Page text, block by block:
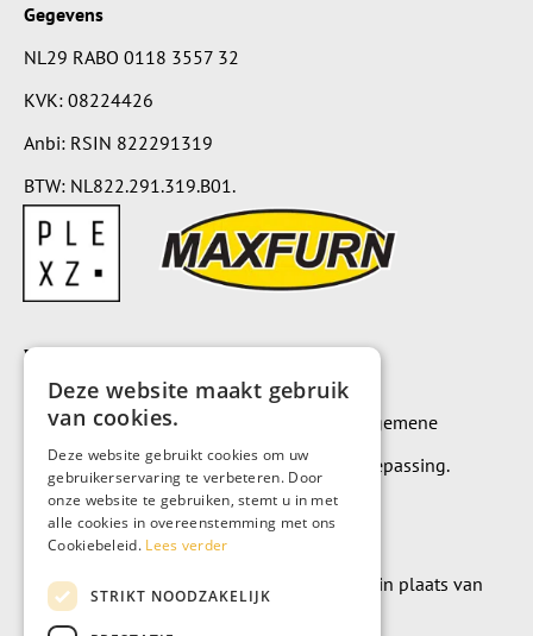
Gegevens
NL29 RABO 0118 3557 32
KVK: 08224426
Anbi: RSIN 822291319
BTW: NL822.291.319.B01.
Voorwaarden
Op alle leveringen en diensten zijn onze algemene
leverings- en betalingsvoorwaarden van toepassing.
Algemene voorwaarden
Wilt u geld doneren? Dat kan uiteraard ook in plaats van
meubels te kopen.
Deze website maakt gebruik
van cookies.
Deze website gebruikt cookies om uw
gebruikerservaring te verbeteren. Door
onze website te gebruiken, stemt u in met
alle cookies in overeenstemming met ons
Cookiebeleid. Lees verder
STRIKT NOODZAKELIJK